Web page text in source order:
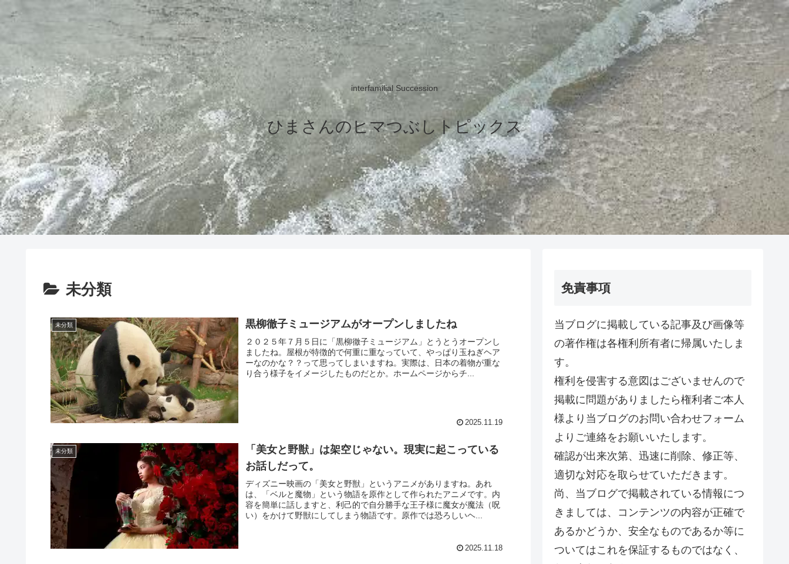
interfamilial Succession
ひまさんのヒマつぶしトピックス
未分類
未分類 黒柳徹子ミュージアムがオープンしましたね
２０２５年７月５日に「黒柳徹子ミュージアム」とうとうオープンし
ましたね。屋根が特徴的で何重に重なっていて、やっぱり玉ねぎヘア
ーなのかな？？って思ってしまいますね。実際は、日本の着物が重な
り合う様子をイメージしたものだとか。ホームページからチ...
2025.11.19
未分類
「美女と野獣」は架空じゃない。現実に起こっている
お話しだって。
ディズニー映画の「美女と野獣」というアニメがありますね。あれ
は、「ベルと魔物」という物語を原作として作られたアニメです。内
容を簡単に話しますと、利己的で自分勝手な王子様に魔女が魔法（呪
い）をかけて野獣にしてしまう物語です。原作では恐ろしいヘ...
2025.11.18
免責事項
当ブログに掲載している記事及び画像等
の著作権は各権利所有者に帰属いたしま
す。
権利を侵害する意図はございませんので
掲載に問題がありましたら権利者ご本人
様より当ブログのお問い合わせフォーム
よりご連絡をお願いいたします。
確認が出来次第、迅速に削除、修正等、
適切な対応を取らせていただきます。
尚、当ブログで掲載されている情報につ
きましては、コンテンツの内容が正確で
あるかどうか、安全なものであるか等に
ついてはこれを保証するものではなく、